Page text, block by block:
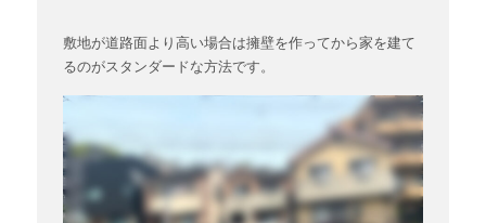
敷地が道路面より高い場合は擁壁を作ってから家を建て
るのがスタンダードな方法です。